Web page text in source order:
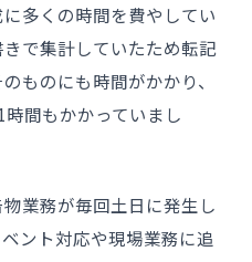
多くの時間を費やしてい
で集計していたため転記
ものにも時間がかかり、
間もかかっていまし
業務が毎回土日に発生し
ント対応や現場業務に追